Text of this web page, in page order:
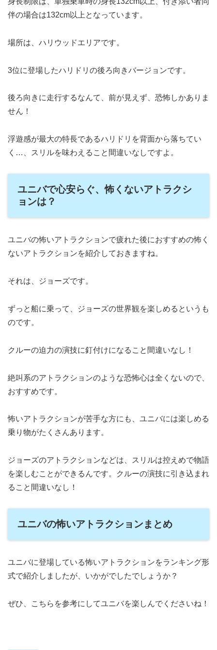
伴の場合は132cm以上となっています。
場所は、ハリウッドエリアです。
3位に登場したハリドリの後ろ向きバージョンです。
後ろ向きに走行するなんて、前が見えず、恐怖しかありま
せん！
浮遊感が最大の特長であるハリドリを背面から落ちてい
く…、スリルを味わえること間違いなしですよ。
ユニバで心安らぐ、怖くないアトラクシ
ョンは？
ユニバの怖いアトラクションで疲れた後におすすめの怖く
ないアトラクションを紹介しておきますね。
それは、ジョーズです。
ずっと船に乗って、ジョーズの世界観を楽しめるというも
のです。
クルーの迫力の演技に釘付けになること間違いなし！
絶叫系のアトラクションのような恐怖心は全くないので、
おすすめです。
怖いアトラクションが苦手な方にも、ユニバには楽しめる
乗り物がたくさんあります。
ジョーズのアトラクションなどは、スリルは控えめで物語
を楽しむことができるんです。クルーの演技に引き込まれ
ること間違いなし！
ユニバの怖いアトラクションまとめ
ユニバに登場している怖いアトラクションをランキング形
式で紹介しましたが、いかがでしたでしょうか？
ぜひ、こちらを参考にしてユニバを楽しんでくださいね！